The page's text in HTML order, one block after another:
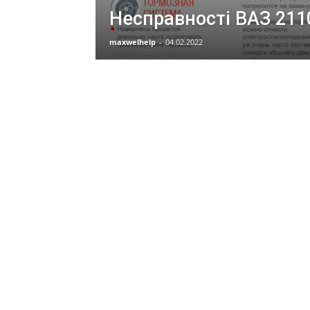
Несправності ВАЗ
maxwelhelp - 04.02.2022